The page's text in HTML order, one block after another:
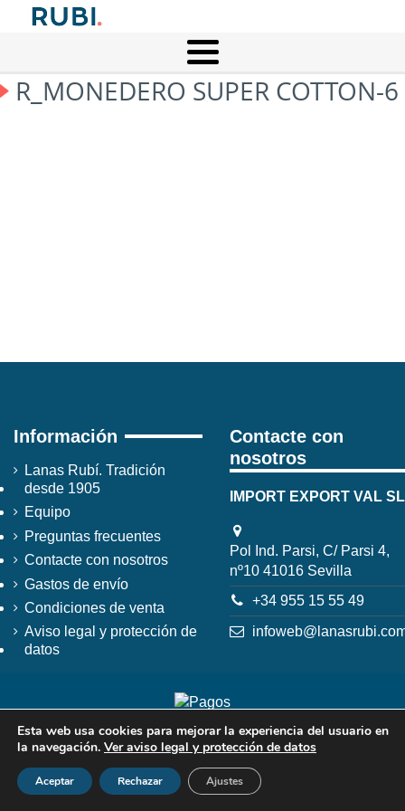
R_MONEDERO SUPER COTTON-6
Información
Lanas Rubí. Tradición
desde 1905
Equipo
Preguntas frecuentes
Contacte con nosotros
Gastos de envío
Condiciones de venta
Aviso legal y protección de
datos
Contacte con
nosotros
IMPORT EXPORT VAL SL
Pol Ind. Parsi, C/ Parsi 4,
nº10 41016 Sevilla
+34 955 15 55 49
Esta web usa cookies para mejorar la experiencia del usuario en
la navegación. Ver aviso legal y protección de datos
Aceptar Rechazar Ajustes